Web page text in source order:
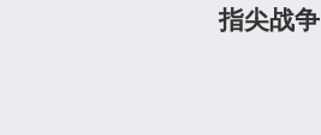
指尖战争